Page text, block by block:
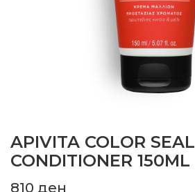
APIVITA COLOR SEAL
CONDITIONER 150ML
810 ден